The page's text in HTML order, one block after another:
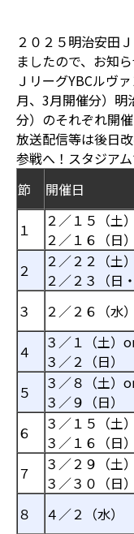
２０２５明治安田
ましたので、お知ら
ＪリーグYBCルヴ
月、3月開催分）明
分）のそれぞれ開
放送配信等は後日
参戦へ！スタジア
節
開催日
１
２／１５（土
２／１６（日）
２
２／２２（土
２／２３（日・
３
２／２６（水）
４
３／１（土）
３／２（日）
５
３／８（土）
３／９（日）
６
３／１５（土
３／１６（日）
７
３／２９（土
３／３０（日）
８
４／２（水）